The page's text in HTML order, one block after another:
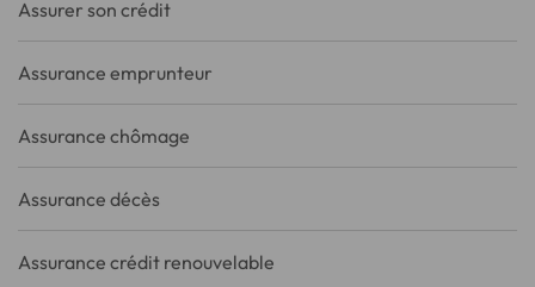
Assurer son crédit
Assurance emprunteur
Assurance chômage
Assurance décès
Assurance crédit renouvelable